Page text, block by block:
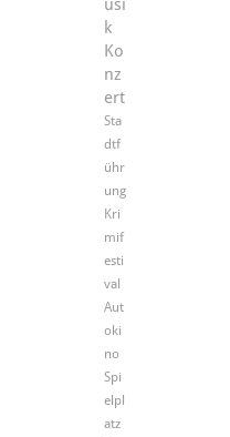
usi
k
Ko
nz
ert
Sta
dtf
ühr
ung
Kri
mif
esti
val
Aut
oki
no
Spi
elpl
atz